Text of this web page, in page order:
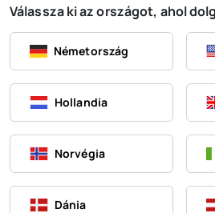
Válassza ki az országot, ahol
Németország
Hollandia
Norvégia
Dánia